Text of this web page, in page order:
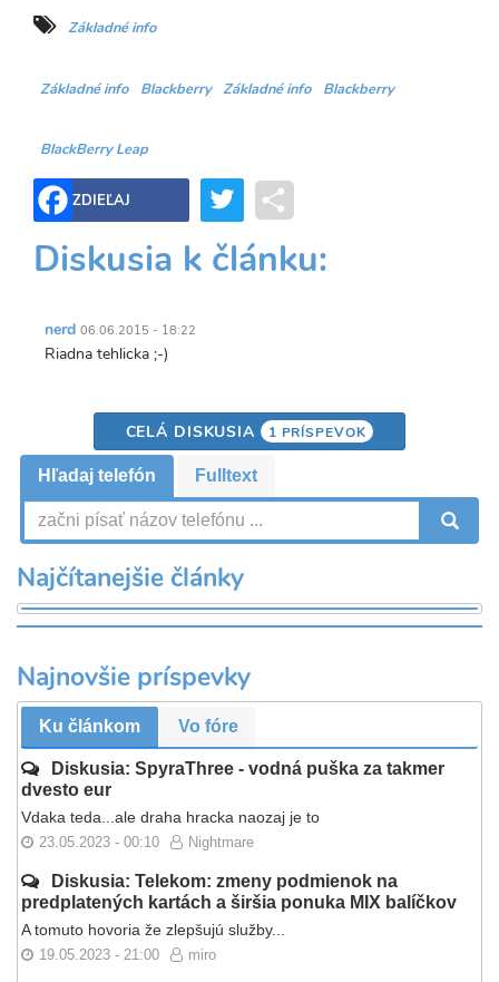
Základné info
Základné info Blackberry Základné info Blackberry
BlackBerry Leap
ZDIEĽAJ Twitter
Diskusia k článku:
nerd 06.06.2015 - 18:22
Riadna tehlicka ;-)
CELÁ DISKUSIA 1 PRÍSPEVOK
Hľadaj telefón Fulltext
Najčítanejšie články
Najnovšie príspevky
Ku článkom Vo fóre
Diskusia: SpyraThree - vodná puška za takmer
dvesto eur
Vdaka teda...ale draha hracka naozaj je to
23.05.2023 - 00:10 Nightmare
Diskusia: Telekom: zmeny podmienok na
predplatených kartách a širšia ponuka MIX balíčkov
A tomuto hovoria že zlepšujú služby...
19.05.2023 - 21:00 miro